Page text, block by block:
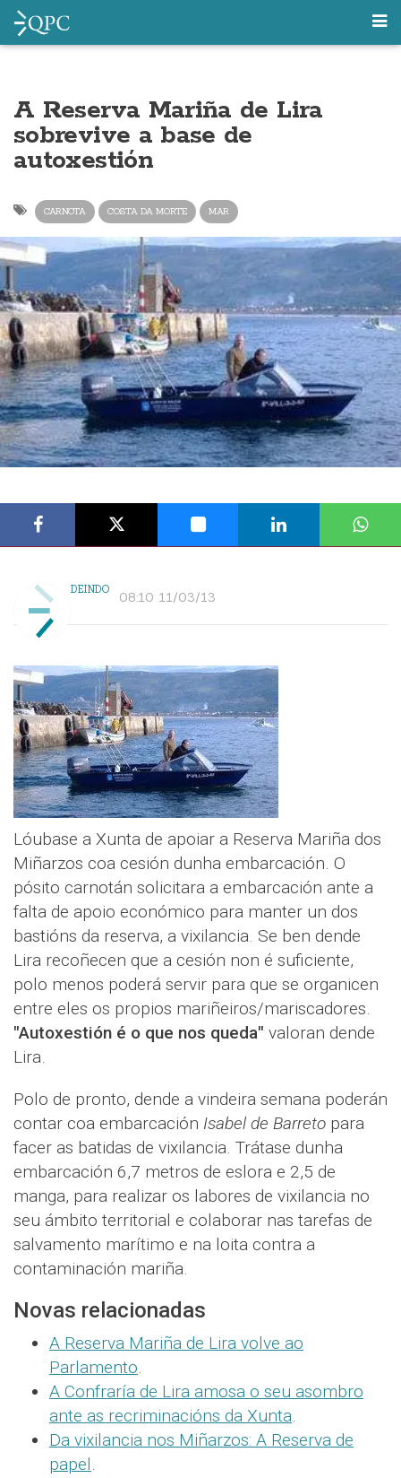
A Reserva Mariña de Lira
sobrevive a base de
autoxestión
CARNOTA COSTA DA MORTE MAR
DEINDO 08:10 11/03/13
Lóubase a Xunta de apoiar a Reserva Mariña dos
Miñarzos coa cesión dunha embarcación. O
pósito carnotán solicitara a embarcación ante a
falta de apoio económico para manter un dos
bastións da reserva, a vixilancia. Se ben dende
Lira recoñecen que a cesión non é suficiente,
polo menos poderá servir para que se organicen
entre eles os propios mariñeiros/mariscadores.
"Autoxestión é o que nos queda" valoran dende
Lira.
Polo de pronto, dende a vindeira semana poderán
contar coa embarcación Isabel de Barreto para
facer as batidas de vixilancia. Trátase dunha
embarcación 6,7 metros de eslora e 2,5 de
manga, para realizar os labores de vixilancia no
seu ámbito territorial e colaborar nas tarefas de
salvamento marítimo e na loita contra a
contaminación mariña.
Novas relacionadas
A Reserva Mariña de Lira volve ao
Parlamento.
A Confraría de Lira amosa o seu asombro
ante as recriminacións da Xunta.
Da vixilancia nos Miñarzos: A Reserva de
papel.